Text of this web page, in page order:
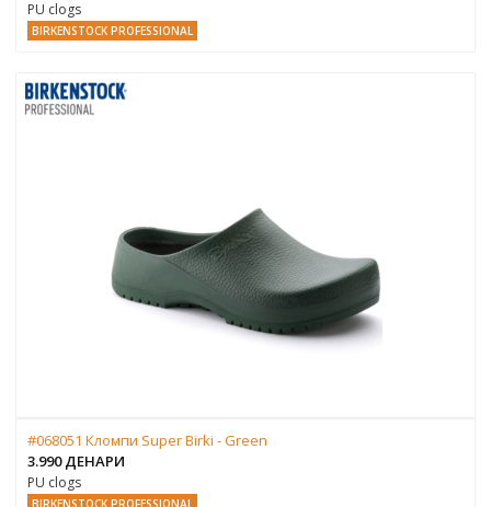
PU clogs
BIRKENSTOCK PROFESSIONAL
#068051 Кломпи Super Birki - Green
3.990 ДЕНАРИ
PU clogs
BIRKENSTOCK PROFESSIONAL